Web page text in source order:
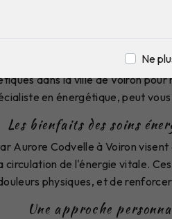
Ne
Soins énergétiques à
dans la ville de Voiron
en énergétique, peut
Les bienfaits des soins
Aurore Codvelle à Voiron
de l'énergie vitale.
physiques, et de
Une approche